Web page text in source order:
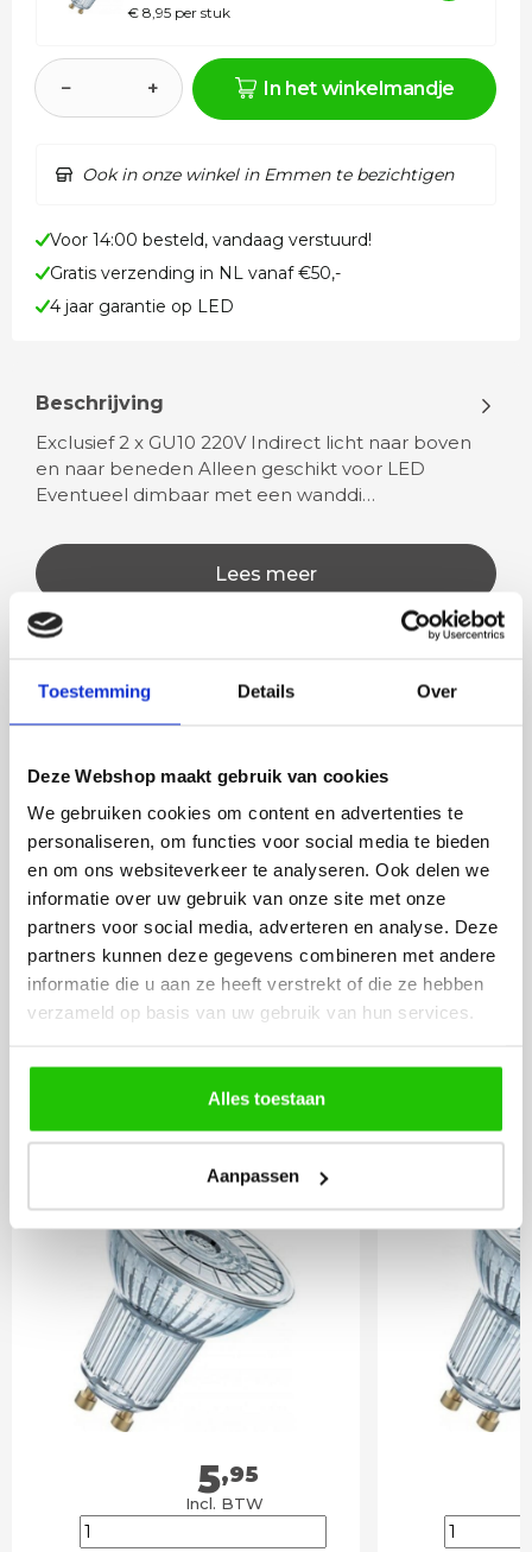
Toestemming Details Over
Deze Webshop maakt gebruik van cookies
We gebruiken cookies om content en advertenties te
personaliseren, om functies voor social media te bieden
en om ons websiteverkeer te analyseren. Ook delen we
informatie over uw gebruik van onze site met onze
partners voor social media, adverteren en analyse. Deze
partners kunnen deze gegevens combineren met andere
informatie die u aan ze heeft verstrekt of die ze hebben
verzameld op basis van uw gebruik van hun services.
Alles toestaan
Aanpassen
€ 8,95 per stuk
− + In het winkelmandje
Ook in onze winkel in Emmen te bezichtigen
Voor 14:00 besteld, vandaag verstuurd!
Gratis verzending in NL vanaf €50,-
4 jaar garantie op LED
Beschrijving
Exclusief 2 x GU10 220V Indirect licht naar boven
en naar beneden Alleen geschikt voor LED
Eventueel dimbaar met een wanddi…
Lees meer
Rian
lamp heb uitgekozen en
besteld. De volgende dag
werd deze al bezorgd. Super
netjes en veilig verpakt.
leveren verliep vlot en
volledig naar wens.
artikel is zeer mooi
veel sfeer, het is ook
eenvoudig te
BESTELINCLUSIEF
LICHTBRONNEN
Philips LED lamp 3,5w -
Niet dimbaar
5,95
Incl. BTW
2700